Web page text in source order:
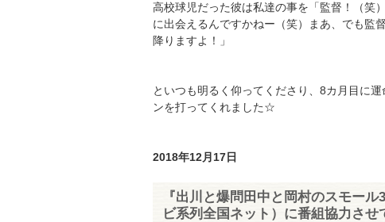
高校球児だった彼は私達の事を「監督！（笑
に出会えるんですかねー（笑）まあ、でも監
降りますよ！」
といつも明るく仰ってくださり、8カ月目に
ンを打ってくれました☆
2018年12月17日
『出川と爆問田中と岡村のスモー
ビ系列全国ネット）に番組協力させ